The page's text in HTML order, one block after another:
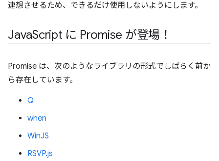
連想させるため、できるだけ使用しないようにします。
JavaScript に Promise が登場！
Promise は、次のようなライブラリの形式でしばらく前か
ら存在しています。
Q
when
WinJS
RSVP.js